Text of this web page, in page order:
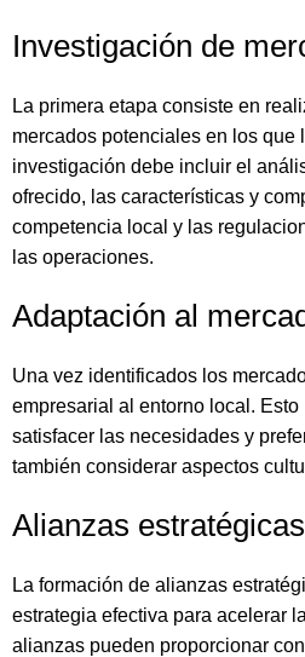
Investigación de
La primera etapa consiste en
mercados potenciales en los que
investigación debe incluir el
ofrecido, las características y
competencia local y las
las operaciones.
Adaptación al
Una vez identificados los
empresarial al entorno local.
satisfacer las necesidades y
también considerar aspectos
Alianzas estratégicas
La formación de alianzas
estrategia efectiva para acelerar
alianzas pueden proporcionar